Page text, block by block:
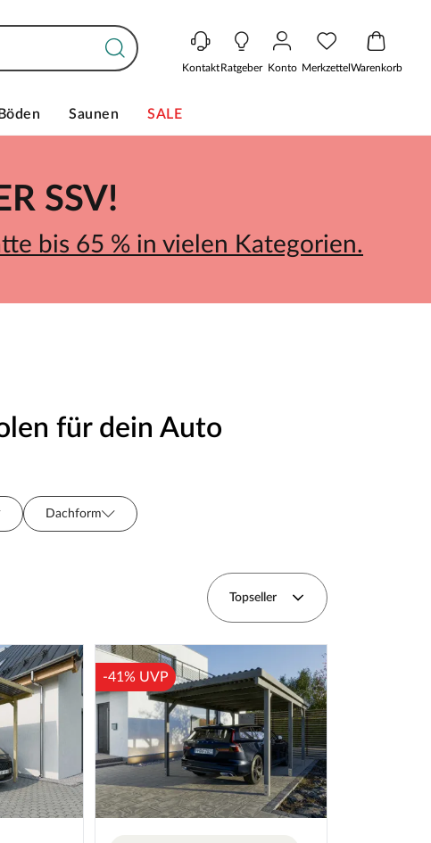
KontaktRatgeber Konto MerkzettelWarenkorb
Böden Saunen SALE
SSV!
bis 65 % in vielen Kategorien.
für dein Auto
Dachform
Topseller
-41% UVP